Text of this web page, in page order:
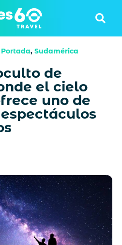
Portada, Sudamérica
de
el cielo
uno de